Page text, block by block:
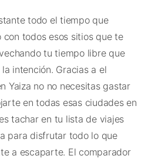
todo el tiempo que
con todos esos sitios que te
tu tiempo libre que
intención. Gracias a el
Yaiza no no necesitas gastar
en todas esas ciudades en
tachar en tu lista de viajes
para disfrutar todo lo que
a escaparte. El comparador